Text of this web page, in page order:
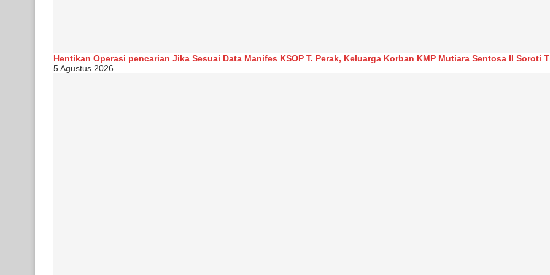
Hentikan Operasi pencarian Jika Sesuai Data Manifes KSOP T. Perak, Keluarga Korban KMP Mutiara Sentosa II Soroti
5 Agustus 2026